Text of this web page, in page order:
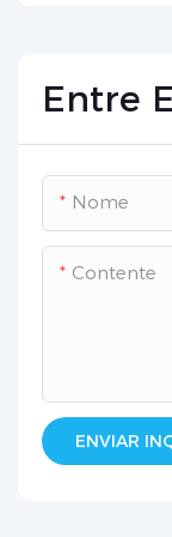
Entre
Nome
Contente
ENVIAR